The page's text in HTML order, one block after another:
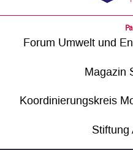
Forum Umwelt und
Magazin
Koordinierungskreis
Stiftung